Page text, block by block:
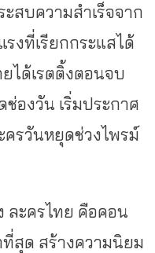
สบความสำเร็จจาก
รงที่เรียกกระแสได้
ได้เรตติ้งตอนจบ
องวัน เริ่มประกาศ
ครวันหยุดช่วงไพรม์
ละครไทย คือคอน
สุด สร้างความนิยม